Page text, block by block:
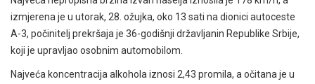
izmjerena je u utorak, 28. ožujka, oko 13 sati na dionici autoceste
A-3, počinitelj prekršaja je 36-godišnji državljanin Republike Srbije,
koji je upravljao osobnim automobilom.
Najveća koncentracija alkohola iznosi 2,43 promila, a očitana je u